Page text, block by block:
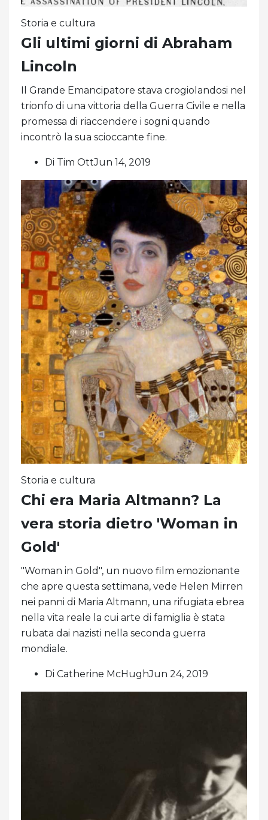
Storia e cultura
Gli ultimi giorni di Abraham
Lincoln
Il Grande Emancipatore stava crogiolandosi nel
trionfo di una vittoria della Guerra Civile e nella
promessa di riaccendere i sogni quando
incontrò la sua scioccante fine.
Di Tim OttJun 14, 2019
Storia e cultura
Chi era Maria Altmann? La
vera storia dietro 'Woman in
Gold'
"Woman in Gold", un nuovo film emozionante
che apre questa settimana, vede Helen Mirren
nei panni di Maria Altmann, una rifugiata ebrea
nella vita reale la cui arte di famiglia è stata
rubata dai nazisti nella seconda guerra
mondiale.
Di Catherine McHughJun 24, 2019